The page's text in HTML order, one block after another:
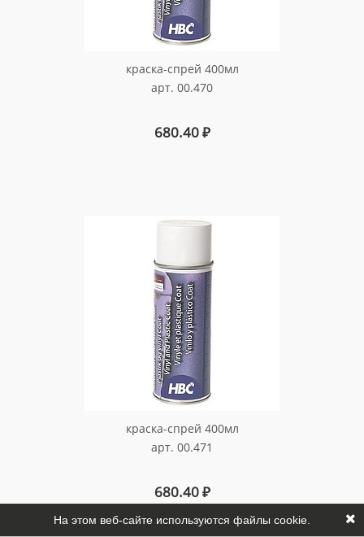
краска-спрей 400мл
арт. 00.470
680.40₽
краска-спрей 400мл
арт. 00.471
680.40₽
На этом веб-сайте используются файлы cookie.